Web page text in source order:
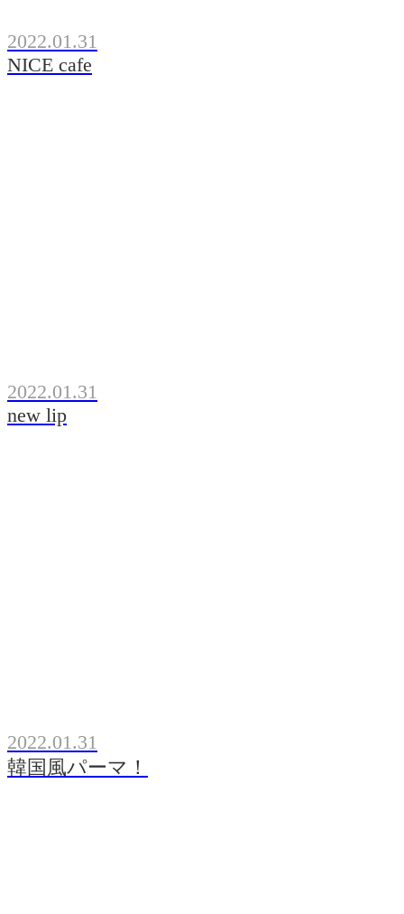
2022.01.31
NICE cafe
2022.01.31
new lip
2022.01.31
韓国風パーマ！